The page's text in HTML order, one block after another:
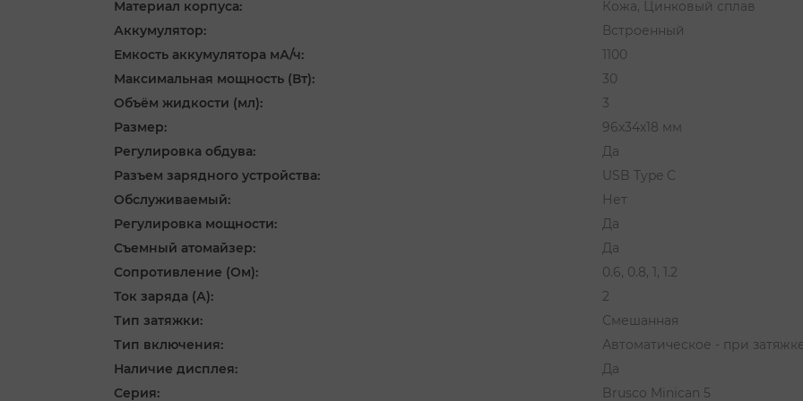
Материал корпуса:
Кожа, Цинковый сплав
Аккумулятор:
Встроенный
Емкость аккумулятора мА/ч:
1100
Максимальная мощность (Вт):
30
Объём жидкости (мл):
3
Размер:
96х34х18 мм
Регулировка обдува:
Да
Разъем зарядного устройства:
USB Type C
Обслуживаемый:
Нет
Регулировка мощности:
Да
Съемный атомайзер:
Да
Сопротивление (Ом):
0.6, 0.8, 1, 1.2
Ток заряда (А):
2
Тип затяжки:
Смешанная
Тип включения:
Автоматическое - при
Наличие дисплея:
Да
Серия:
Brusco Minican 5